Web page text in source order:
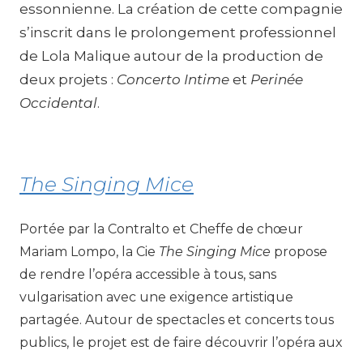
essonnienne. La création de cette compagnie
s’inscrit dans le prolongement professionnel
de Lola Malique autour de la production de
deux projets : Concerto Intime et Perinée
Occidental.
The Singing Mice
Portée par la Contralto et Cheffe de chœur
Mariam Lompo, la Cie The Singing Mice propose
de rendre l’opéra accessible à tous, sans
vulgarisation avec une exigence artistique
partagée. Autour de spectacles et concerts tous
publics, le projet est de faire découvrir l’opéra aux